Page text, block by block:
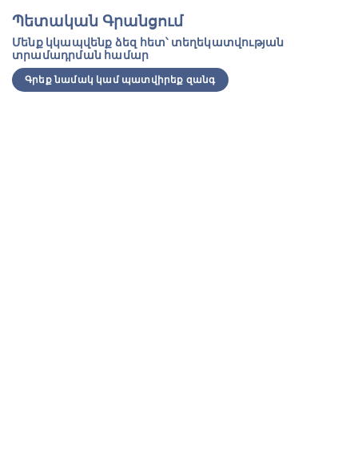
Պետական Գրանցում
Մենք կկապվենք ձեզ հետ՝ տեղեկատվության
տրամադրման համար
Գրեք նամակ կամ պատվիրեք զանգ